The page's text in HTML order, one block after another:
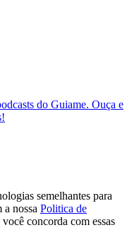
do Guiame. Ouça e
semelhantes para
nossa Politica de
concorda com essas